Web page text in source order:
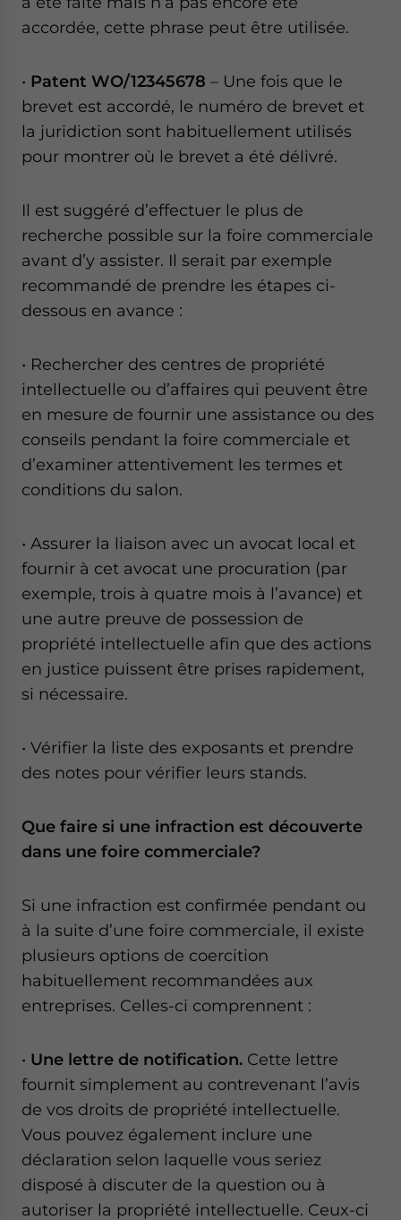
accordée, cette phrase peut être utilisée.
• Patent WO/12345678 – Une fois que le
brevet est accordé, le numéro de brevet et
la juridiction sont habituellement utilisés
pour montrer où le brevet a été délivré.
Il est suggéré d’effectuer le plus de
recherche possible sur la foire commerciale
avant d’y assister. Il serait par exemple
recommandé de prendre les étapes ci-
dessous en avance :
• Rechercher des centres de propriété
intellectuelle ou d’affaires qui peuvent être
en mesure de fournir une assistance ou des
conseils pendant la foire commerciale et
d’examiner attentivement les termes et
conditions du salon.
• Assurer la liaison avec un avocat local et
fournir à cet avocat une procuration (par
exemple, trois à quatre mois à l’avance) et
une autre preuve de possession de
propriété intellectuelle afin que des actions
en justice puissent être prises rapidement,
si nécessaire.
• Vérifier la liste des exposants et prendre
des notes pour vérifier leurs stands.
Que faire si une infraction est découverte
dans une foire commerciale?
Si une infraction est confirmée pendant ou
à la suite d’une foire commerciale, il existe
plusieurs options de coercition
habituellement recommandées aux
entreprises. Celles-ci comprennent :
• Une lettre de notification. Cette lettre
fournit simplement au contrevenant l’avis
de vos droits de propriété intellectuelle.
Vous pouvez également inclure une
déclaration selon laquelle vous seriez
disposé à discuter de la question ou à
autoriser la propriété intellectuelle. Ceux-ci